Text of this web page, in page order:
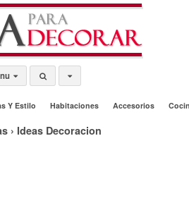
Y Estilo Habitaciones Accesorios
› Ideas Decoracion